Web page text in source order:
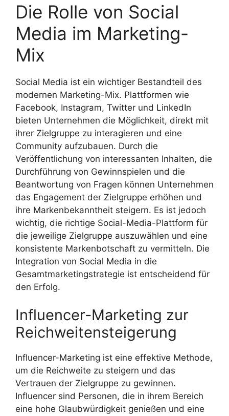
Die Rolle von Social
Media im Marketing-
Mix
Social Media ist ein wichtiger Bestandteil des
modernen Marketing-Mix. Plattformen wie
Facebook, Instagram, Twitter und LinkedIn
bieten Unternehmen die Möglichkeit, direkt mit
ihrer Zielgruppe zu interagieren und eine
Community aufzubauen. Durch die
Veröffentlichung von interessanten Inhalten, die
Durchführung von Gewinnspielen und die
Beantwortung von Fragen können Unternehmen
das Engagement der Zielgruppe erhöhen und
ihre Markenbekanntheit steigern. Es ist jedoch
wichtig, die richtige Social-Media-Plattform für
die jeweilige Zielgruppe auszuwählen und eine
konsistente Markenbotschaft zu vermitteln. Die
Integration von Social Media in die
Gesamtmarketingstrategie ist entscheidend für
den Erfolg.
Influencer-Marketing zur
Reichweitensteigerung
Influencer-Marketing ist eine effektive Methode,
um die Reichweite zu steigern und das
Vertrauen der Zielgruppe zu gewinnen.
Influencer sind Personen, die in ihrem Bereich
eine hohe Glaubwürdigkeit genießen und eine